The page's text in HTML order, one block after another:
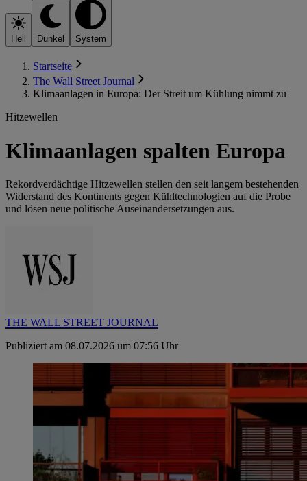
Hell Dunkel System
Startseite
The Wall Street Journal
Klimaanlagen in Europa: Der Streit um Kühlung nimmt zu
Hitzewellen
Klimaanlagen spalten Europa
Rekordverdächtige Hitzewellen stellen den seit langem bestehenden
Widerstand des Kontinents gegen Kühltechnologien auf die Probe
und lösen neue politische Auseinandersetzungen aus.
THE WALL STREET JOURNAL
Publiziert am 08.07.2026 um 07:56 Uhr